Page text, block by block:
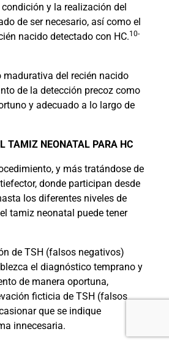
y la realización del
de ser necesario, así como el
nacido detectado con HC.10-
madurativa del recién nacido
de la detección precoz como
y adecuado a lo largo de
TAMIZ NEONATAL PARA HC
y más tratándose de
donde participan desde
los diferentes niveles de
tamiz neonatal puede tener
de TSH (falsos negativos)
el diagnóstico temprano y
de manera oportuna,
ficticia de TSH (falsos
que se indique
innecesaria.